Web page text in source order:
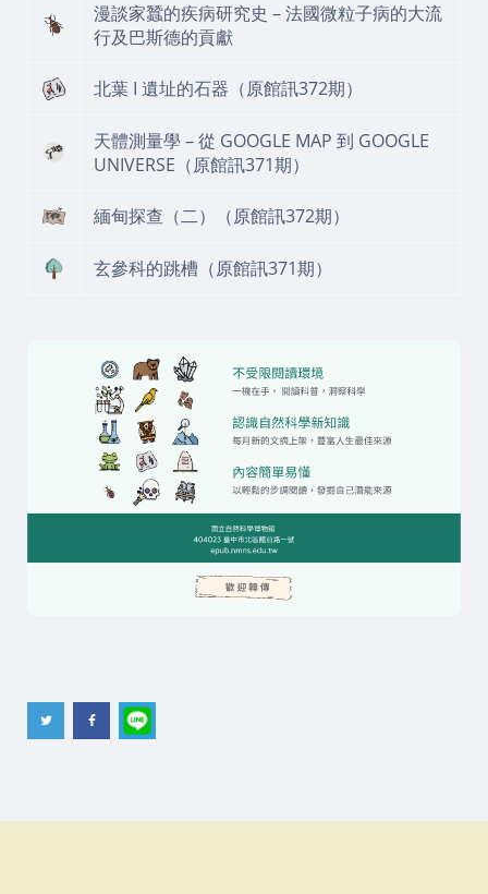
漫談家蠶的疾病研究史 – 法國微粒子病的大流
行及巴斯德的貢獻
北葉 I 遺址的石器（原館訊372期）
天體測量學 – 從 GOOGLE MAP 到 GOOGLE
UNIVERSE（原館訊371期）
緬甸探查（二）（原館訊372期）
玄參科的跳槽（原館訊371期）